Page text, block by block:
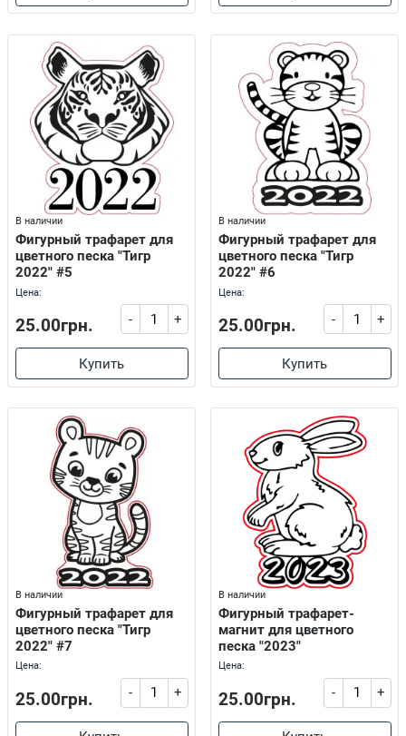
В наличии
Фигурный трафарет для
цветного песка "Тигр
2022" #5
Цена:
25.00грн. - +
Купить
В наличии
Фигурный трафарет для
цветного песка "Тигр
2022" #6
Цена:
25.00грн. - +
Купить
В наличии
Фигурный трафарет для
цветного песка "Тигр
2022" #7
Цена:
25.00грн. - +
В наличии
Фигурный трафарет-
магнит для цветного
песка "2023"
Цена:
25.00грн. - +